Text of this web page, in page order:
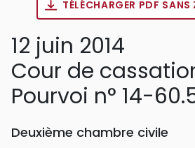
TÉLÉCHARGER PDF
12 juin 2014
Cour de
Pourvoi n° 14-
Deuxième chambre civile